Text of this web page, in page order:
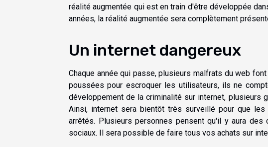
réalité augmentée qui est en train d'être développée
années, la réalité augmentée sera complètement
Un internet dangereux
Chaque année qui passe, plusieurs malfrats du web
poussées pour escroquer les utilisateurs, ils ne
développement de la criminalité sur internet, plusieurs
Ainsi, internet sera bientôt très surveillé pour que
arrêtés. Plusieurs personnes pensent qu'il y aura
sociaux. Il sera possible de faire tous vos achats sur